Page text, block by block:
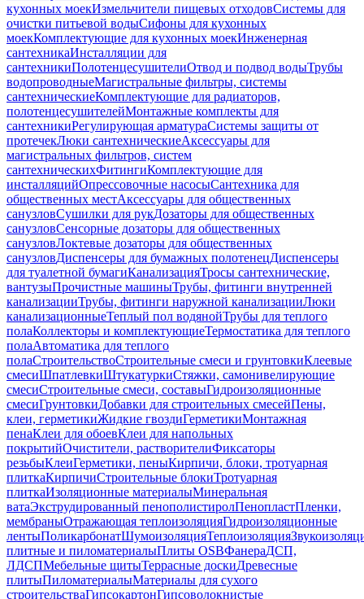
кухонных моекИзмельчители пищевых отходовСистемы для
очистки питьевой водыСифоны для кухонных
моекКомплектующие для кухонных моекИнженерная
сантехникаИнсталляции для
сантехникиПолотенцесушителиОтвод и подвод водыТрубы
водопроводныеМагистральные фильтры, системы
сантехническиеКомплектующие для радиаторов,
полотенцесушителейМонтажные комплекты для
сантехникиРегулирующая арматураСистемы защиты от
протечекЛюки сантехническиеАксессуары для
магистральных фильтров, систем
сантехническихФитингиКомплектующие для
инсталляцийОпрессовочные насосыСантехника для
общественных местАксессуары для общественных
санузловСушилки для рукДозаторы для общественных
санузловСенсорные дозаторы для общественных
санузловЛоктевые дозаторы для общественных
санузловДиспенсеры для бумажных полотенецДиспенсеры
для туалетной бумагиКанализацияТросы сантехнические,
вантузыПрочистные машиныТрубы, фитинги внутренней
канализацииТрубы, фитинги наружной канализацииЛюки
канализационныеТеплый пол водянойТрубы для теплого
полаКоллекторы и комплектующиеТермостатика для теплого
полаАвтоматика для теплого
полаСтроительствоСтроительные смеси и грунтовкиКлеевые
смесиШпатлевкиШтукатуркиСтяжки, самонивелирующие
смесиСтроительные смеси, составыГидроизоляционные
смесиГрунтовкиДобавки для строительных смесейПены,
клеи, герметикиЖидкие гвоздиГерметикиМонтажная
пенаКлеи для обоевКлеи для напольных
покрытийОчистители, растворителиФиксаторы
резьбыКлеиГерметики, пеныКирпичи, блоки, тротуарная
плиткаКирпичиСтроительные блокиТротуарная
плиткаИзоляционные материалыМинеральная
ватаЭкструдированный пенополистиролПенопластПленки,
мембраныОтражающая теплоизоляцияГидроизоляционные
лентыПоликарбонатШумоизоляцияТеплоизоляция
плитные и пиломатериалыПлиты OSBФанераДСП,
ЛДСПМебельные щитыТеррасные доскиДревесные
плитыПиломатериалыМатериалы для сухого
строительстваГипсокартонГипсоволокнистые